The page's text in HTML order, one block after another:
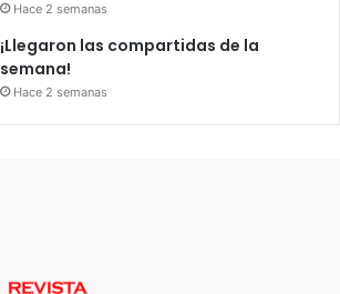
Hace 2 semanas
¡Llegaron las compartidas de la
semana!
Hace 2 semanas